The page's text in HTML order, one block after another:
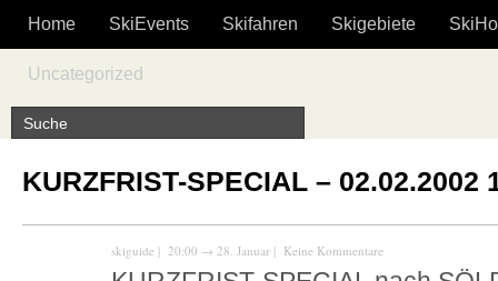
Home SkiEvents Skifahren Skigebiete
Uncategorized
KURZFRIST-SPECIAL – 02.02.2002
skiguide | 20:00 → 28. Januar | Keine Kommentare